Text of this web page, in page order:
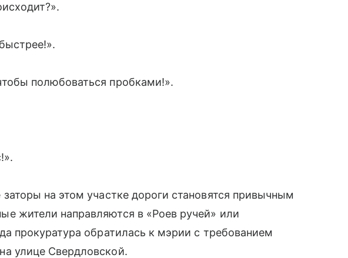
полюбоваться пробками!».
на этом участке дороги становятся привычным
жители направляются в «Роев ручей» или
прокуратура обратилась к мэрии с требованием
улице Свердловской.